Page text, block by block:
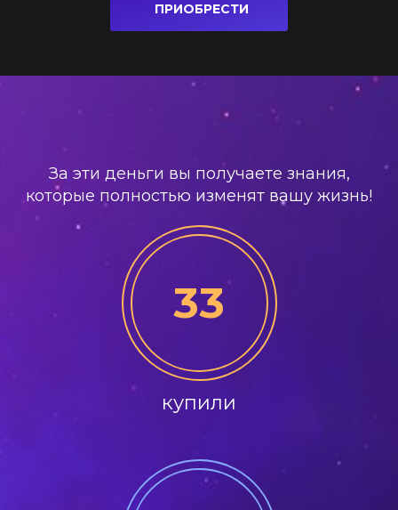
ПРИОБРЕСТИ
За эти деньги вы получаете знания,
которые полностью изменят вашу жизнь!
33
купили